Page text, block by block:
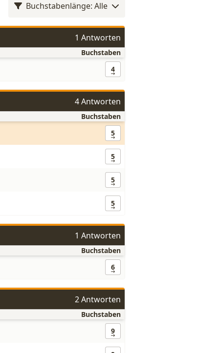
Buchstabenlänge: Alle
1 Antworten
Buchstaben
4
4 Antworten
Buchstaben
5
5
5
5
1 Antworten
Buchstaben
6
2 Antworten
Buchstaben
9